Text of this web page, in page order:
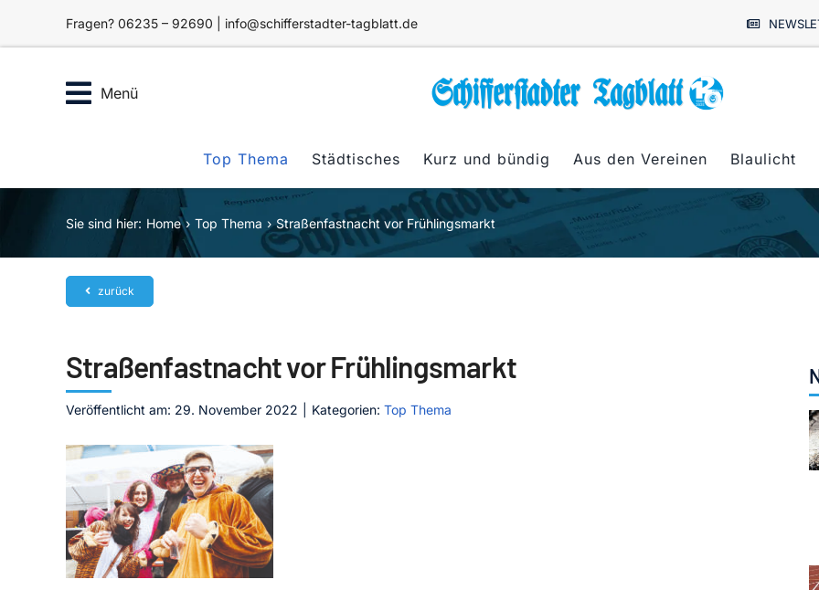
Fragen? 06235 – 92690 | info@schifferstadter-tagblatt.de
Menü
Top Thema Städtisches Kurz und bündig Aus den Vereinen Blaulicht
Sie sind hier: Home Top Thema Straßenfastnacht vor Frühlingsmarkt
zurück
Straßenfastnacht vor Frühlingsmarkt
Veröffentlicht am: 29. November 2022 Kategorien: Top Thema